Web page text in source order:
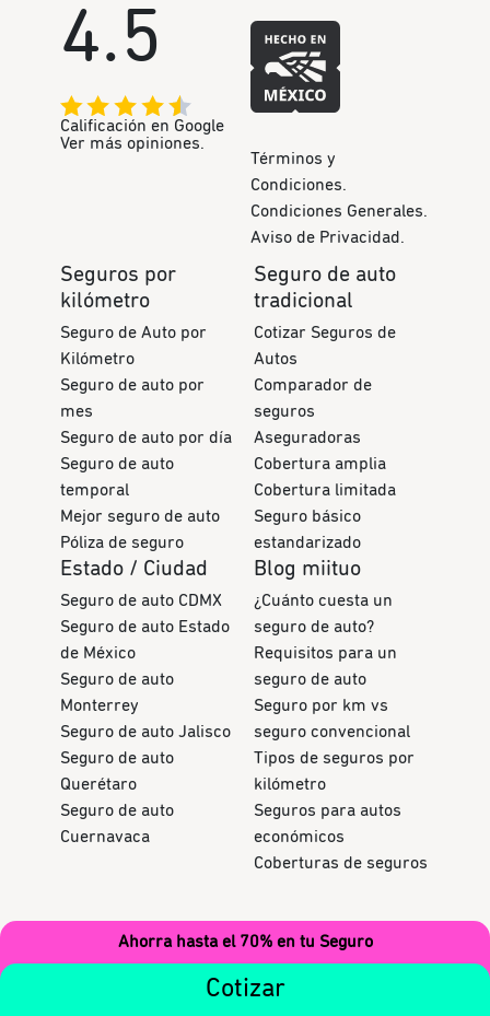
Ahorra hasta el 70% en tu Seguro
Cotizar
4.5
Calificación en Google
Ver más opiniones.
Términos y
Condiciones.
Condiciones Generales.
Aviso de Privacidad.
Seguros por
kilómetro
Seguro de Auto por
Kilómetro
Seguro de auto por
mes
Seguro de auto por día
Seguro de auto
temporal
Mejor seguro de auto
Póliza de seguro
Seguro de auto
tradicional
Cotizar Seguros de
Autos
Comparador de
seguros
Aseguradoras
Cobertura amplia
Cobertura limitada
Seguro básico
estandarizado
Estado / Ciudad
Seguro de auto CDMX
Seguro de auto Estado
de México
Seguro de auto
Monterrey
Seguro de auto Jalisco
Seguro de auto
Querétaro
Seguro de auto
Cuernavaca
Blog miituo
¿Cuánto cuesta un
seguro de auto?
Requisitos para un
seguro de auto
Seguro por km vs
seguro convencional
Tipos de seguros por
kilómetro
Seguros para autos
económicos
Coberturas de seguros
Registrado ante la: